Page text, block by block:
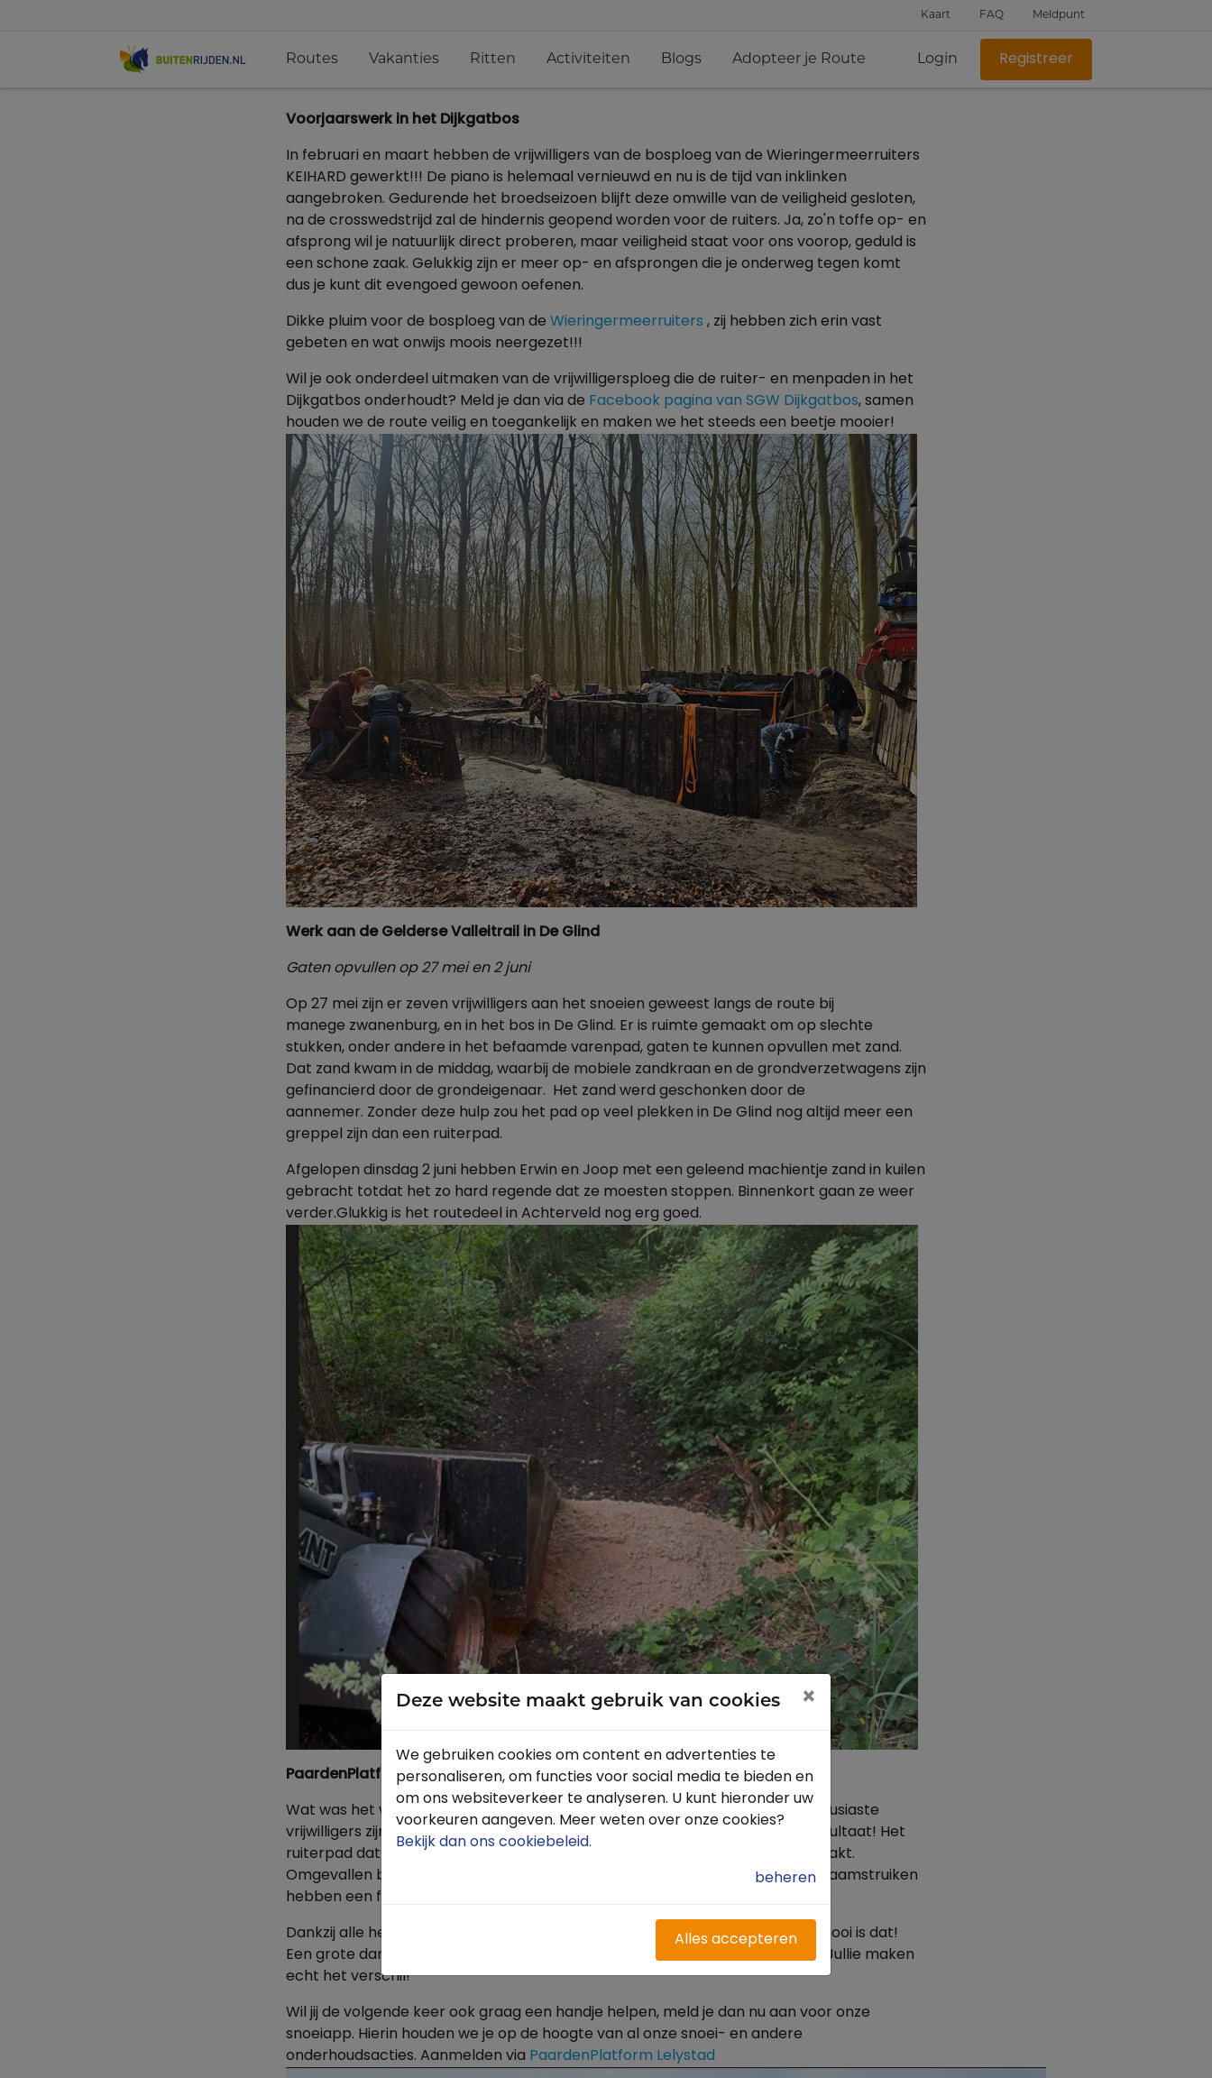
Kaart FAQ Meldpunt
Routes Vakanties Ritten Activiteiten Blogs Adopteer je Route Login Registreer
Voorjaarswerk in het Dijkgatbos
In februari en maart hebben de vrijwilligers van de bosploeg van de Wieringermeerruiters
KEIHARD gewerkt!!! De piano is helemaal vernieuwd en nu is de tijd van inklinken
aangebroken. Gedurende het broedseizoen blijft deze omwille van de veiligheid gesloten,
na de crosswedstrijd zal de hindernis geopend worden voor de ruiters. Ja, zo'n toffe op- en
afsprong wil je natuurlijk direct proberen, maar veiligheid staat voor ons voorop, geduld is
een schone zaak. Gelukkig zijn er meer op- en afsprongen die je onderweg tegen komt
dus je kunt dit evengoed gewoon oefenen.
Dikke pluim voor de bosploeg van de Wieringermeerruiters , zij hebben zich erin vast
gebeten en wat onwijs moois neergezet!!!
Wil je ook onderdeel uitmaken van de vrijwilligersploeg die de ruiter- en menpaden in het
Dijkgatbos onderhoudt? Meld je dan via de Facebook pagina van SGW Dijkgatbos, samen
houden we de route veilig en toegankelijk en maken we het steeds een beetje mooier!
Werk aan de Gelderse Valleitrail in De Glind
Gaten opvullen op 27 mei en 2 juni
Op 27 mei zijn er zeven vrijwilligers aan het snoeien geweest langs de route bij
manege zwanenburg, en in het bos in De Glind. Er is ruimte gemaakt om op slechte
stukken, onder andere in het befaamde varenpad, gaten te kunnen opvullen met zand.
Dat zand kwam in de middag, waarbij de mobiele zandkraan en de grondverzetwagens zijn
gefinancierd door de grondeigenaar. Het zand werd geschonken door de
aannemer. Zonder deze hulp zou het pad op veel plekken in De Glind nog altijd meer een
greppel zijn dan een ruiterpad.
Afgelopen dinsdag 2 juni hebben Erwin en Joop met een geleend machientje zand in kuilen
gebracht totdat het zo hard regende dat ze moesten stoppen. Binnenkort gaan ze weer
verder.Glukkig is het routedeel in Achterveld nog erg goed.
PaardenPlatform Lelystad in het Oostrandbos
Wat was het weer een topdag tijdens NLdoet! Met een gezellige groep enthousiaste
vrijwilligers zijn we samen aan de slag gegaan in het Oostrandbos. En met resultaat! Het
ruiterpad dat bijna helemaal was dichtgegroeid, is weer prachtig open gemaakt.
Omgevallen bomen zijn opgeruimd, overhangende takken gesnoeid en de braamstruiken
hebben een flinke knipbeurt gekregen.
Dankzij alle helpende handen kunnen ruiters hier weer volop genieten. Hoe mooi is dat!
Een grote dank aan alle trouwe vrijwilligers voor jullie inzet en enthousiasme. Jullie maken
echt het verschil!
Wil jij de volgende keer ook graag een handje helpen, meld je dan nu aan voor onze
snoeiapp. Hierin houden we je op de hoogte van al onze snoei- en andere
onderhoudsacties. Aanmelden via PaardenPlatform Lelystad
Deze website maakt gebruik van cookies ×
We gebruiken cookies om content en advertenties te
personaliseren, om functies voor social media te bieden en
om ons websiteverkeer te analyseren. U kunt hieronder uw
voorkeuren aangeven. Meer weten over onze cookies?
Bekijk dan ons cookiebeleid.
beheren
Alles accepteren